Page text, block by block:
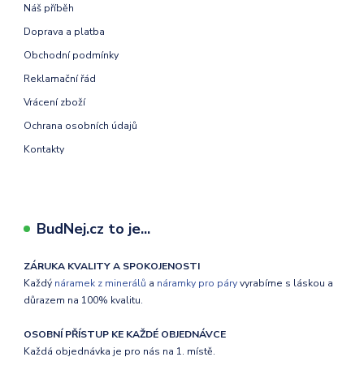
Náš příběh
Doprava a platba
Obchodní podmínky
Reklamační řád
Vrácení zboží
Ochrana osobních údajů
Kontakty
BudNej.cz to je...
ZÁRUKA KVALITY A SPOKOJENOSTI
Každý náramek z minerálů a náramky pro páryvyrabíme s láskou a
důrazem na 100% kvalitu.
OSOBNÍ PŘÍSTUP KE KAŽDÉ OBJEDNÁVCE
Každá objednávka je pro nás na 1. místě.